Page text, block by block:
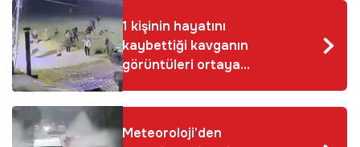
1 kişinin hayatını
kaybettiği kavganın
görüntüleri ortaya
çıktı
Meteoroloji'den